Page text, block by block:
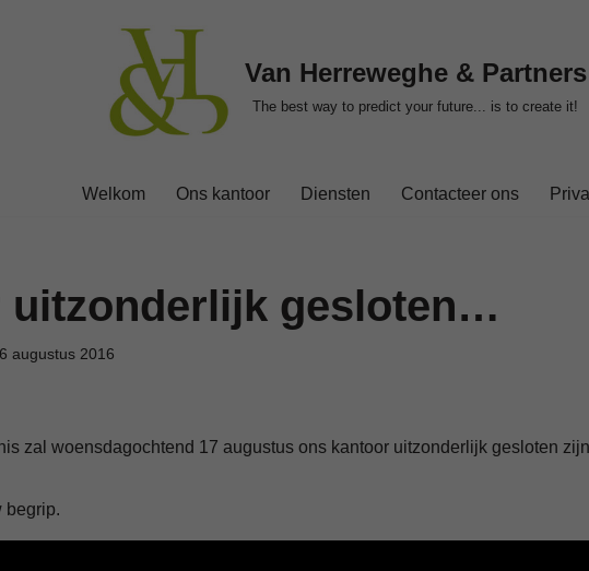
Van Herreweghe & Partners
The best way to predict your future... is to create it!
Welkom Ons kantoor Diensten Contacteer ons
uitzonderlijk gesloten…
augustus 2016
zal woensdagochtend 17 augustus ons kantoor uitzonderlijk gesloten
begrip.